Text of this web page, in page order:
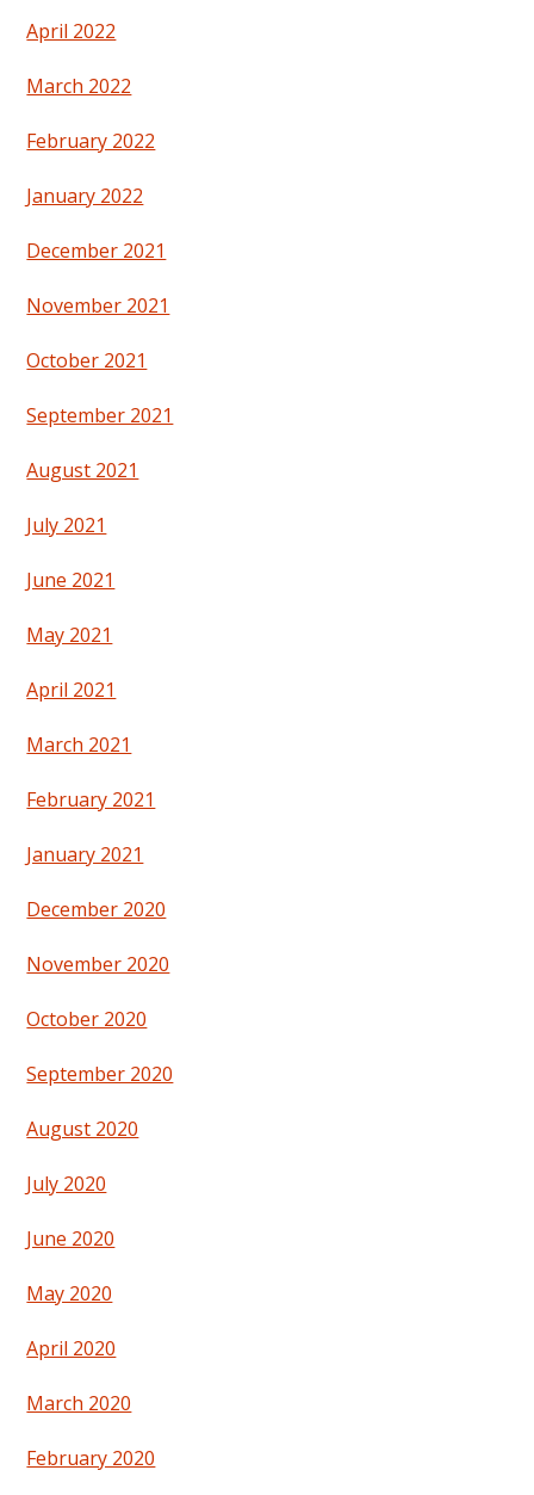
April 2022
March 2022
February 2022
January 2022
December 2021
November 2021
October 2021
September 2021
August 2021
July 2021
June 2021
May 2021
April 2021
March 2021
February 2021
January 2021
December 2020
November 2020
October 2020
September 2020
August 2020
July 2020
June 2020
May 2020
April 2020
March 2020
February 2020